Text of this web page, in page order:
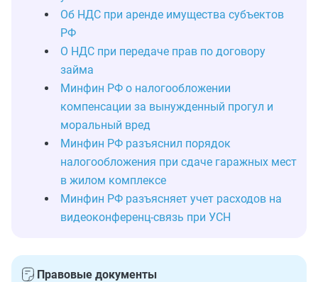
Об НДС при аренде имущества субъектов
РФ
О НДС при передаче прав по договору
займа
Минфин РФ о налогообложении
компенсации за вынужденный прогул и
моральный вред
Минфин РФ разъяснил порядок
налогообложения при сдаче гаражных мест
в жилом комплексе
Минфин РФ разъясняет учет расходов на
видеоконференц-связь при УСН
Правовые документы